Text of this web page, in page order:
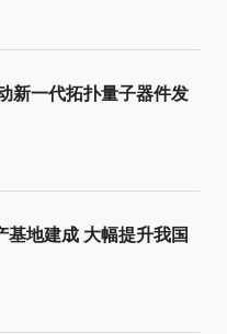
新一代拓扑量子器件发
基地建成 大幅提升我国